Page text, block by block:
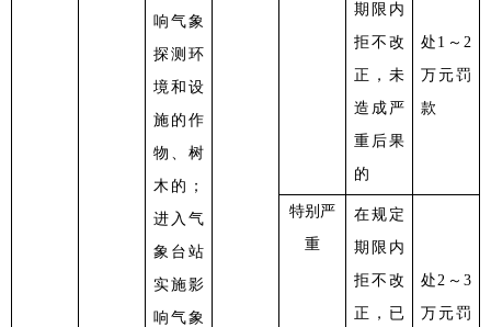
响气象
探测环
境和设
施的作
物、树
木的；
进入气
象台站
实施影
响气象
期限内
拒不改
正，未
造成严
重后果
的
处 1～2
万元罚
款
特别严
重
在规定
期限内
拒不改
正，已
处2～3
万元罚